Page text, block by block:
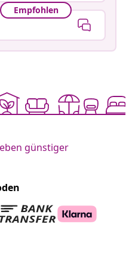
Empfohlen
günstiger